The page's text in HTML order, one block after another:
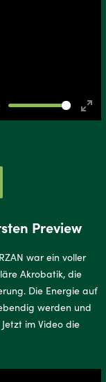
Preview
war ein voller
Akrobatik, die
Die Energie auf
werden und
im Video die